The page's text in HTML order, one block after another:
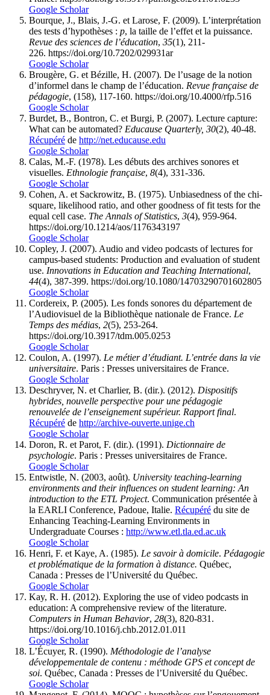
Google Scholar
Bourque, J., Blais, J.-G. et Larose, F. (2009). L’interprétation
des tests d’hypothèses : p, la taille de l’effet et la puissance.
Revue des sciences de l’éducation, 35(1), 211-
226. https://doi.org/10.7202/029931ar
Google Scholar
Brougère, G. et Bézille, H. (2007). De l’usage de la notion
d’informel dans le champ de l’éducation. Revue française de
pédagogie, (158), 117-160. https://doi.org/10.4000/rfp.516
Google Scholar
Burdet, B., Bontron, C. et Burgi, P. (2007). Lecture capture:
What can be automated? Educause Quarterly, 30(2), 40-48.
Récupéré de http://net.educause.edu
Google Scholar
Calas, M.-F. (1978). Les débuts des archives sonores et
visuelles. Ethnologie française, 8(4), 331-336.
Google Scholar
Cohen, A. et Sackrowitz, B. (1975). Unbiasedness of the chi-
square, likelihood ratio, and other goodness of fit tests for the
equal cell case. The Annals of Statistics, 3(4), 959-964.
https://doi.org/10.1214/aos/1176343197
Google Scholar
Copley, J. (2007). Audio and video podcasts of lectures for
campus-based students: Production and evaluation of student
use. Innovations in Education and Teaching International,
44(4), 387-399. https://doi.org/10.1080/14703290701602805
Google Scholar
Cordereix, P. (2005). Les fonds sonores du département de
l’Audiovisuel de la Bibliothèque nationale de France. Le
Temps des médias, 2(5), 253-264.
https://doi.org/10.3917/tdm.005.0253
Google Scholar
Coulon, A. (1997). Le métier d’étudiant. L’entrée dans la vie
universitaire. Paris : Presses universitaires de France.
Google Scholar
Deschryver, N. et Charlier, B. (dir.). (2012). Dispositifs
hybrides, nouvelle perspective pour une pédagogie
renouvelée de l’enseignement supérieur. Rapport final.
Récupéré de http://archive-ouverte.unige.ch
Google Scholar
Doron, R. et Parot, F. (dir.). (1991). Dictionnaire de
psychologie. Paris : Presses universitaires de France.
Google Scholar
Entwistle, N. (2003, août). University teaching-learning
environments and their influences on student learning: An
introduction to the ETL Project. Communication présentée à
la EARLI Conference, Padoue, Italie. Récupéré du site de
Enhancing Teaching-Learning Environments in
Undergraduate Courses : http://www.etl.tla.ed.ac.uk
Google Scholar
Henri, F. et Kaye, A. (1985). Le savoir à domicile. Pédagogie
et problématique de la formation à distance. Québec,
Canada : Presses de l’Université du Québec.
Google Scholar
Kay, R. H. (2012). Exploring the use of video podcasts in
education: A comprehensive review of the literature.
Computers in Human Behavior, 28(3), 820-831.
https://doi.org/10.1016/j.chb.2012.01.011
Google Scholar
L’Écuyer, R. (1990). Méthodologie de l’analyse
développementale de contenu : méthode GPS et concept de
soi. Québec, Canada : Presses de l’Université du Québec.
Google Scholar